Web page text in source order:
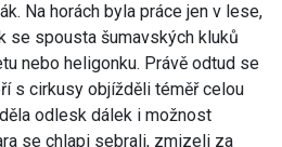
Na horách byla práce jen v lese,
se spousta šumavských kluků
nebo heligonku. Právě odtud se
s cirkusy objížděli téměř celou
odlesk dálek i možnost
se chlapi sebrali, zmizeli za